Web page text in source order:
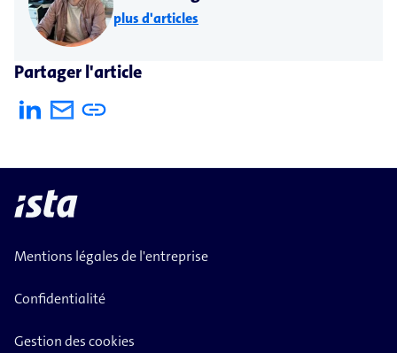
plus d'articles
Partager l'article
Mentions légales de l'entreprise
Confidentialité
Gestion des cookies